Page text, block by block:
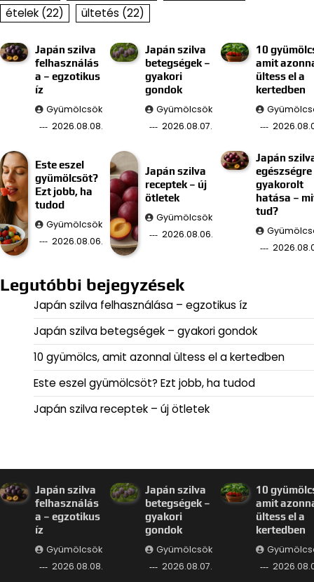
ételek (22) ültetés (22)
Japán szilva
felhasználás
a – egzotikus
íz
Gyümölcsök
2026.08.08.
Japán szilva
betegségek –
gyakori
gondok
Gyümölcsök
2026.08.07.
10
amit
ültess el a
kertedben
Este eszel
gyümölcsöt?
Ezt jobb, ha
tudod
Gyümölcsök
2026.08.06.
Japán szilva
receptek – új
ötletek
Gyümölcsök
2026.08.06.
Japán
egészségre
gyakorolt
hatása –
tud?
Legutóbbi bejegyzések
Japán szilva felhasználása – egzotikus íz
Japán szilva betegségek – gyakori gondok
10 gyümölcs, amit azonnal ültess el a kertedben
Este eszel gyümölcsöt? Ezt jobb, ha tudod
Japán szilva receptek – új ötletek
Japán szilva
felhasználás
a – egzotikus
íz
Gyümölcsök
2026.08.08.
Japán szilva
betegségek –
gyakori
gondok
Gyümölcsök
2026.08.07.
10
amit
ültess el a
kertedben